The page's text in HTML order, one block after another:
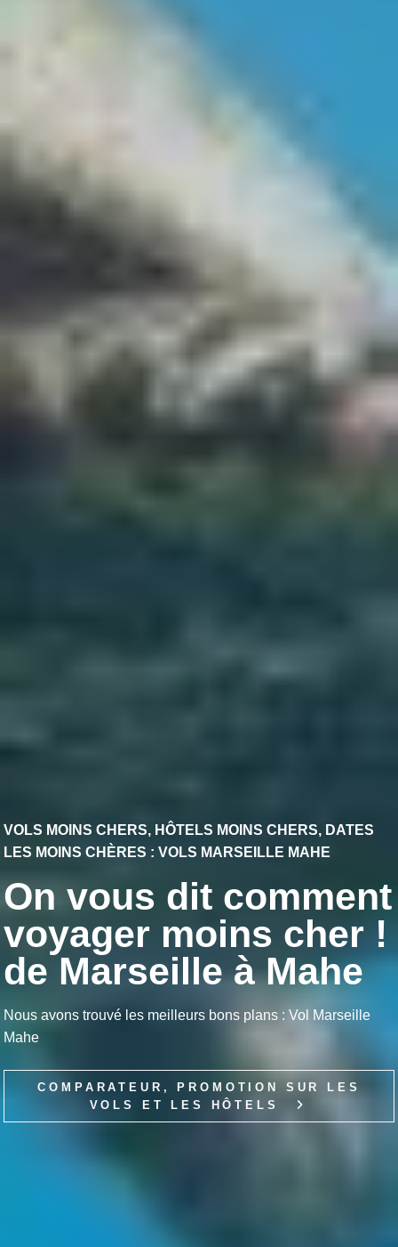
VOLS MOINS CHERS, HÔTELS MOINS CHERS, DATES
LES MOINS CHÈRES : VOLS MARSEILLE MAHE
On vous dit comment
voyager moins cher !
de Marseille à Mahe
Nous avons trouvé les meilleurs bons plans : Vol Marseille
Mahe
COMPARATEUR, PROMOTION SUR LES
VOLS ET LES HÔTELS